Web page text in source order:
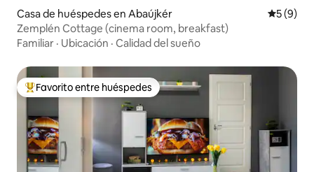
Casa de huéspedes en Abaújkér
5 (9)
Zemplén Cottage (cinema room, breakfast)
Familiar · Ubicación · Calidad del sueño
De los mejores en Favorito entre huéspedes
Favorito entre huéspedes